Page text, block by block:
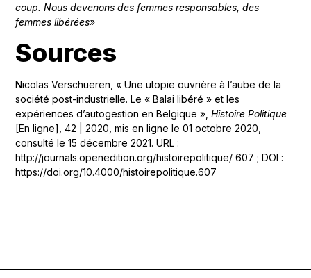
coup. Nous devenons des femmes responsables, des
femmes libérées»
Sources
Nicolas Verschueren, « Une utopie ouvrière à l’aube de la
société post-industrielle. Le « Balai libéré » et les
expériences d’autogestion en Belgique »,Histoire Politique
[En ligne], 42 | 2020, mis en ligne le 01 octobre 2020,
consulté le 15 décembre 2021. URL :
http://journals.openedition.org/histoirepolitique/ 607 ; DOI :
https://doi.org/10.4000/histoirepolitique.607